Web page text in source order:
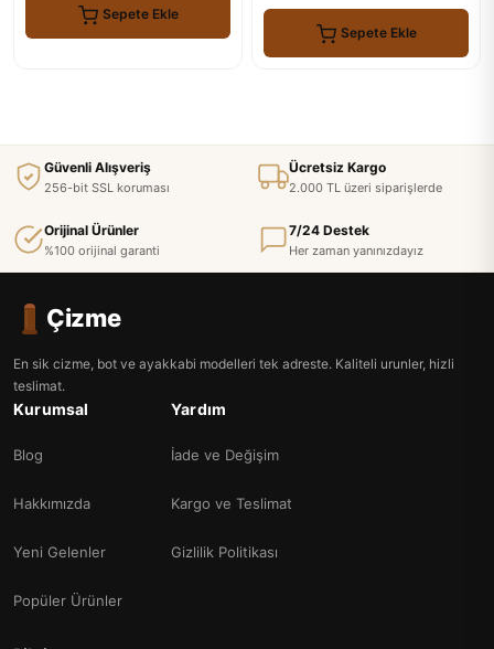
Sepete Ekle
Sepete Ekle
Güvenli Alışveriş
256-bit SSL koruması
Ücretsiz Kargo
2.000 TL üzeri siparişlerde
Orijinal Ürünler
%100 orijinal garanti
7/24 Destek
Her zaman yanınızdayız
Çizme
En sik cizme, bot ve ayakkabi modelleri tek adreste. Kaliteli urunler, hizli
teslimat.
Kurumsal
Blog
Hakkımızda
Yeni Gelenler
Popüler Ürünler
Yardım
İade ve Değişim
Kargo ve Teslimat
Gizlilik Politikası